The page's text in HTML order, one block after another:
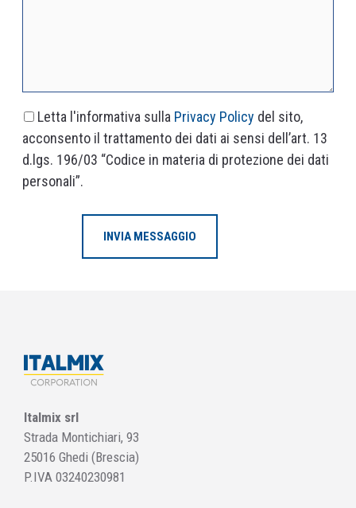
Letta l'informativa sulla Privacy Policy del sito,
acconsento il trattamento dei dati ai sensi dell’art. 13
d.lgs. 196/03 “Codice in materia di protezione dei dati
personali”.
Italmix srl
Strada Montichiari, 93
25016 Ghedi (Brescia)
P.IVA 03240230981